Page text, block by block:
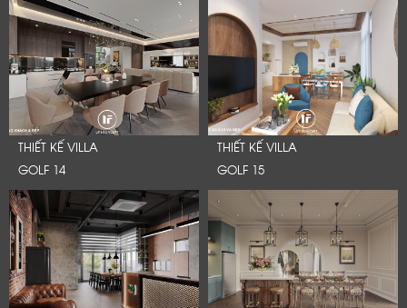
THIẾT KẾ VILLA
GOLF 14
THIẾT KẾ VILLA
GOLF 15